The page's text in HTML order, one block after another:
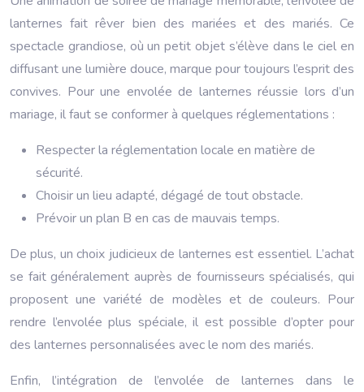
lanternes fait rêver bien des mariées et des mariés. Ce
spectacle grandiose, où un petit objet s’élève dans le ciel en
diffusant une lumière douce, marque pour toujours l’esprit des
convives. Pour une envolée de lanternes réussie lors d’un
mariage, il faut se conformer à quelques réglementations :
Respecter la réglementation locale en matière de
sécurité.
Choisir un lieu adapté, dégagé de tout obstacle.
Prévoir un plan B en cas de mauvais temps.
De plus, un choix judicieux de lanternes est essentiel. L’achat
se fait généralement auprès de fournisseurs spécialisés, qui
proposent une variété de modèles et de couleurs. Pour
rendre l’envolée plus spéciale, il est possible d’opter pour
des lanternes personnalisées avec le nom des mariés.
Enfin, l’intégration de l’envolée de lanternes dans le